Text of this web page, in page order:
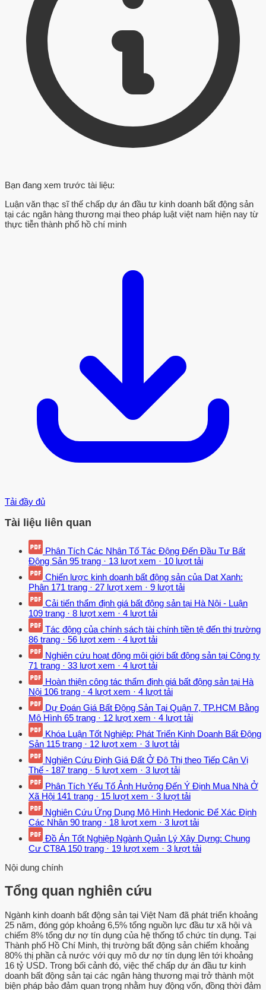
Bạn đang xem trước tài liệu:
Luận văn thạc sĩ thế chấp dự án đầu tư kinh doanh bất động sản
tại các ngân hàng thương mại theo pháp luật việt nam hiện nay từ
thực tiễn thành phố hồ chí minh
Tải đầy đủ
Tài liệu liên quan
Phân Tích Các Nhân Tố Tác Động Đến Đầu Tư Bất
Động Sản 95 trang · 13 lượt xem · 10 lượt tải
Chiến lược kinh doanh bất động sản của Dat Xanh:
Phân 171 trang · 27 lượt xem · 9 lượt tải
Cải tiến thẩm định giá bất động sản tại Hà Nội - Luận
109 trang · 8 lượt xem · 4 lượt tải
Tác động của chính sách tài chính tiền tệ đến thị trường
86 trang · 56 lượt xem · 4 lượt tải
Nghiên cứu hoạt động môi giới bất động sản tại Công ty
71 trang · 33 lượt xem · 4 lượt tải
Hoàn thiện công tác thẩm định giá bất động sản tại Hà
Nội 106 trang · 4 lượt xem · 4 lượt tải
Dự Đoán Giá Bất Động Sản Tại Quận 7, TP.HCM Bằng
Mô Hình 65 trang · 12 lượt xem · 4 lượt tải
Khóa Luận Tốt Nghiệp: Phát Triển Kinh Doanh Bất Động
Sản 115 trang · 12 lượt xem · 3 lượt tải
Nghiên Cứu Định Giá Đất Ở Đô Thị theo Tiếp Cận Vị
Thế - 187 trang · 5 lượt xem · 3 lượt tải
Phân Tích Yếu Tố Ảnh Hưởng Đến Ý Định Mua Nhà Ở
Xã Hội 141 trang · 15 lượt xem · 3 lượt tải
Nghiên Cứu Ứng Dụng Mô Hình Hedonic Để Xác Định
Các Nhân 90 trang · 18 lượt xem · 3 lượt tải
Đồ Án Tốt Nghiệp Ngành Quản Lý Xây Dựng: Chung
Cư CT8A 150 trang · 19 lượt xem · 3 lượt tải
Nội dung chính
Tổng quan nghiên cứu
Ngành kinh doanh bất động sản tại Việt Nam đã phát triển khoảng
25 năm, đóng góp khoảng 6,5% tổng nguồn lực đầu tư xã hội và
chiếm 8% tổng dư nợ tín dụng của hệ thống tổ chức tín dụng. Tại
Thành phố Hồ Chí Minh, thị trường bất động sản chiếm khoảng
80% thị phần cả nước với quy mô dư nợ tín dụng lên tới khoảng
16 tỷ USD. Trong bối cảnh đó, việc thế chấp dự án đầu tư kinh
doanh bất động sản tại các ngân hàng thương mại trở thành một
biện pháp bảo đảm quan trọng nhằm huy động vốn, đồng thời đảm